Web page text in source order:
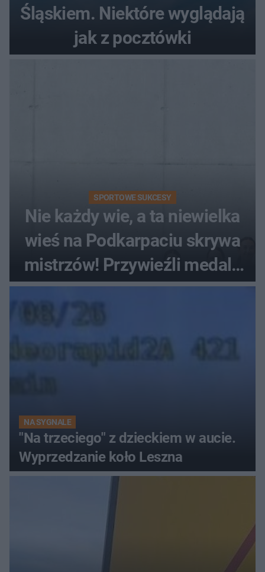
Śląskiem. Niektóre wyglądają
jak z pocztówki
SPORTOWE SUKCESY
Nie każdy wie, a ta niewielka
wieś na Podkarpaciu skrywa
mistrzów! Przywieźli medale
z mistrzostw Europy
NA SYGNALE
"Na trzeciego" z dzieckiem w aucie.
Wyprzedzanie koło Leszna